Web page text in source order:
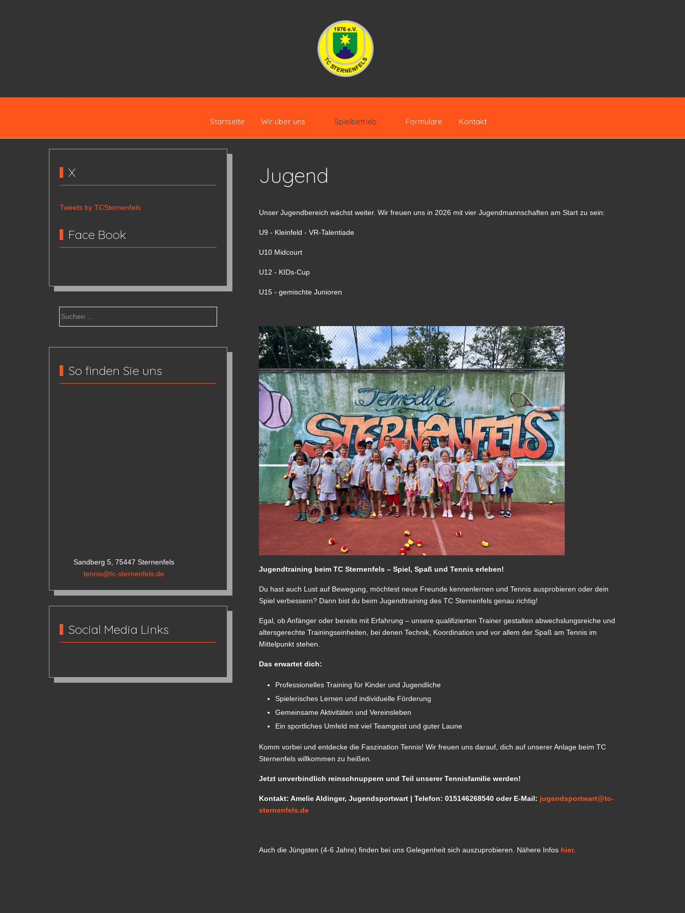
Startseite Wir über uns Spielbetrieb Formulare Kontakt
X
Tweets by TCSternenfels
Face Book
So finden Sie uns
Sandberg 5, 75447 Sternenfels
tennis@tc-sternenfels.de
Social Media Links
Jugend
Unser Jugendbereich wächst weiter. Wir freuen uns in 2026 mit vier Jugendmannschaften am Start zu sein:
U9 - Kleinfeld - VR-Talentiade
U10 Midcourt
U12 - KIDs-Cup
U15 - gemischte Junioren
Jugendtraining beim TC Sternenfels – Spiel, Spaß und Tennis erleben!
Du hast auch Lust auf Bewegung, möchtest neue Freunde kennenlernen und Tennis ausprobieren oder dein
Spiel verbessern? Dann bist du beim Jugendtraining des TC Sternenfels genau richtig!
Egal, ob Anfänger oder bereits mit Erfahrung – unsere qualifizierten Trainer gestalten abwechslungsreiche und
altersgerechte Trainingseinheiten, bei denen Technik, Koordination und vor allem der Spaß am Tennis im
Mittelpunkt stehen.
Das erwartet dich:
Professionelles Training für Kinder und Jugendliche
Spielerisches Lernen und individuelle Förderung
Gemeinsame Aktivitäten und Vereinsleben
Ein sportliches Umfeld mit viel Teamgeist und guter Laune
Komm vorbei und entdecke die Faszination Tennis! Wir freuen uns darauf, dich auf unserer Anlage beim TC
Sternenfels willkommen zu heißen.
Jetzt unverbindlich reinschnuppern und Teil unserer Tennisfamilie werden!
Kontakt: Amelie Aldinger, Jugendsportwart | Telefon: 015146268540 oder E-Mail: jugendsportwart@tc-
sternenfels.de
Auch die Jüngsten (4-6 Jahre) finden bei uns Gelegenheit sich auszuprobieren. Nähere Infos hier.